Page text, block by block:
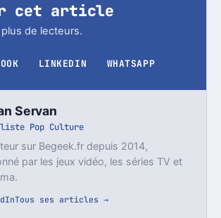
cet article
de lecteurs.
LINKEDIN WHATSAPP
Servan
Pop Culture
sur Begeek.fr depuis 2014,
par les jeux vidéo, les séries TV et
Tous ses articles →